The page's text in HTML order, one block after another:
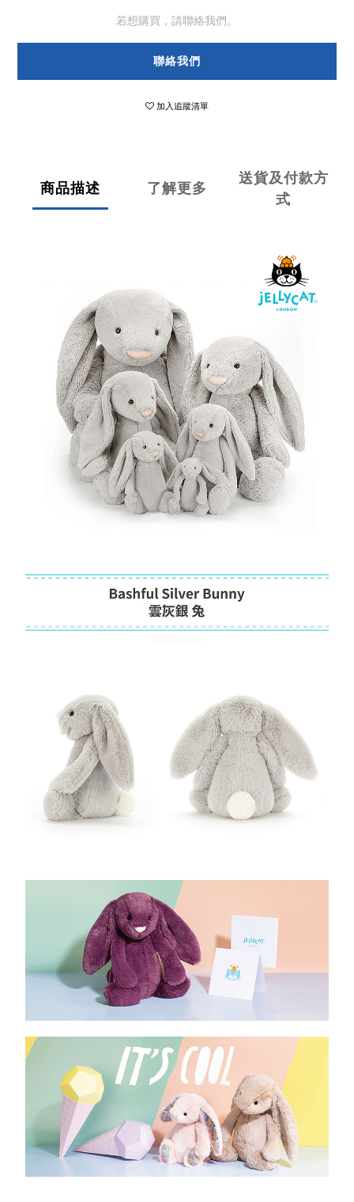
若想購買，請聯絡我們。
聯絡我們
加入追蹤清單
商品描述 了解更多
送貨及付款方
式